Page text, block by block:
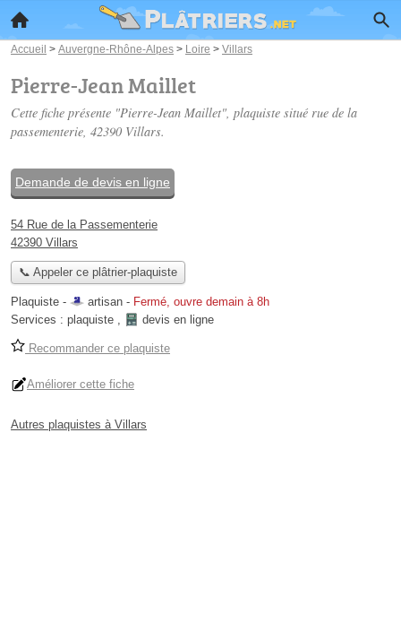
Accueil > Auvergne-Rhône-Alpes > Loire > Villars
Pierre-Jean Maillet
Cette fiche présente "Pierre-Jean Maillet", plaquiste situé rue de la
passementerie, 42390 Villars.
Demande de devis en ligne
54 Rue de la Passementerie
42390 Villars
📞 Appeler ce plâtrier-plaquiste
Plaquiste - artisan - Fermé, ouvre demain à 8h
Services : plaquiste , devis en ligne
Recommander ce plaquiste
Améliorer cette fiche
Autres plaquistes à Villars